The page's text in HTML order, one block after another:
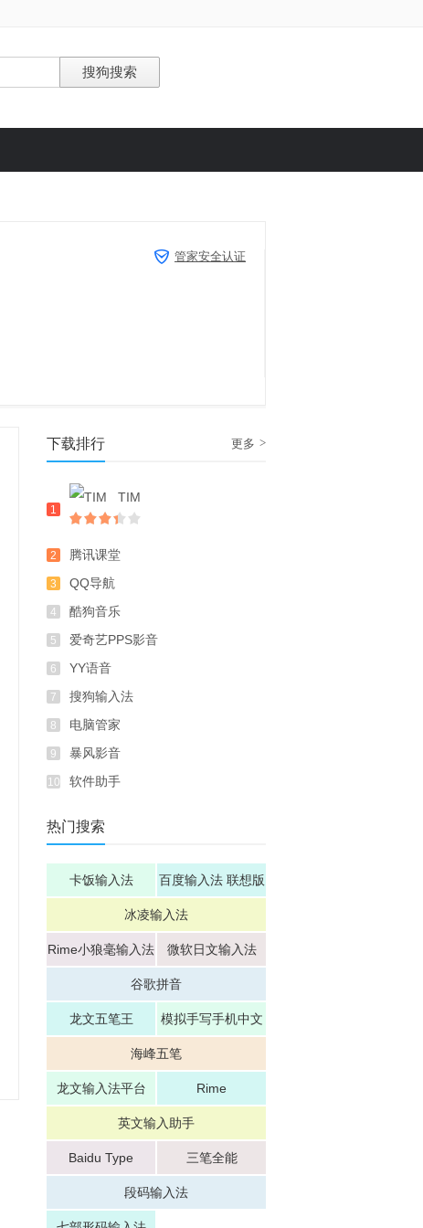
管家安全认证
下载排行 更多 >
1
TIM
2 腾讯课堂
3 QQ导航
4 酷狗音乐
5 爱奇艺PPS影音
6 YY语音
7 搜狗输入法
8 电脑管家
9 暴风影音
10 软件助手
热门搜索
卡饭输入法 百度输入法 联想版
冰凌输入法
Rime小狼毫输入法 微软日文输入法
谷歌拼音
龙文五笔王 模拟手写手机中文
输入法神笔数码
海峰五笔
龙文输入法平台 Rime
英文输入助手
Baidu Type 三笔全能
段码输入法